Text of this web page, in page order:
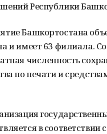
Республики
Башкортостана
и имеет 63 филиала.
численность
по печати и
в